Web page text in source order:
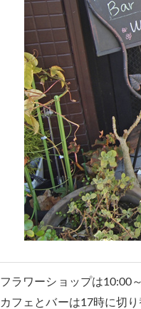
フラワーショップは10:00
カフェとバーは17時に切り